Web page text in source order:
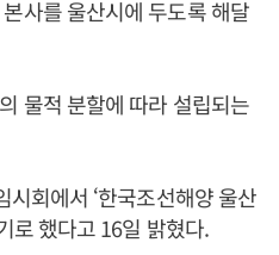
사를 울산시에 두도록 해달
물적 분할에 따라 설립되는
회에서 ‘한국조선해양 울산
로 했다고 16일 밝혔다.